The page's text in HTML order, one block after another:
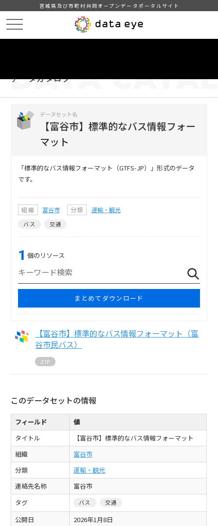
宮城県及び市町村共同オープンデータポータルサイト
データカタログ
DATA
データセット名
【富谷市】標準的なバス情報フォー
マット
「標準的なバス情報フォーマット（GTFS-JP）」形式のデータ
です。
組織 富谷市 分類 運輸・観光
バス 交通
1 個のリソース
まとめてダウンロード
【富谷市】標準的なバス情報フォーマット（富
谷市民バス）
ZIP
このデータセットの情報
フィールド
値
タイトル
【富谷市】標準的なバス情報フォーマット
組織
富谷市
分類
運輸・観光
連絡先名称
富谷市
タグ
バス 交通
公開日
2026年1月8日